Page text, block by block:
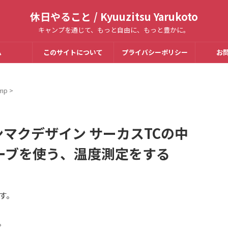
休日やること / Kyuuzitsu Yarukoto
キャンプを通じて、もっと自由に、もっと豊かに。
このサイトについて プライバシーポリシー お
>
クデザイン サーカスTCの中
を使う、温度測定をする
。